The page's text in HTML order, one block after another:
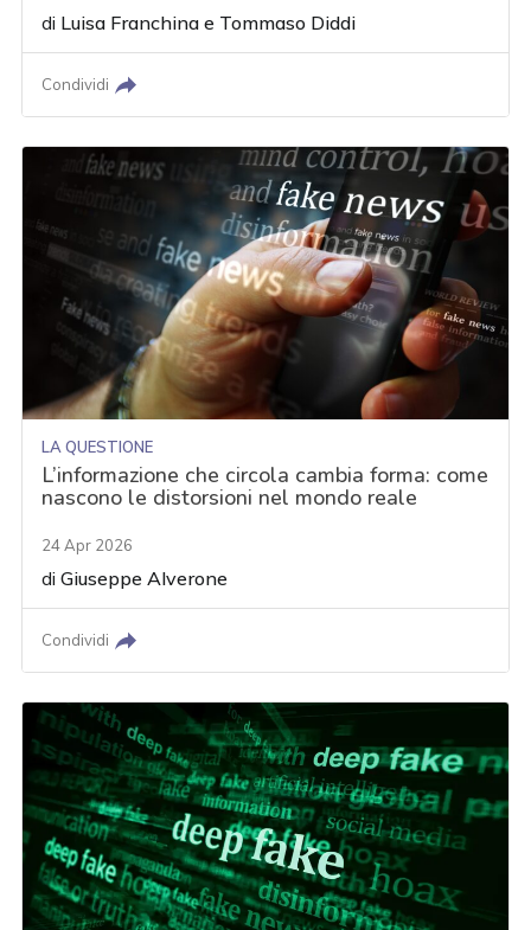
di Luisa Franchina e Tommaso Diddi
Condividi
LA QUESTIONE
L’informazione che circola cambia forma: come
nascono le distorsioni nel mondo reale
24 Apr 2026
diGiuseppe Alverone
Condividi